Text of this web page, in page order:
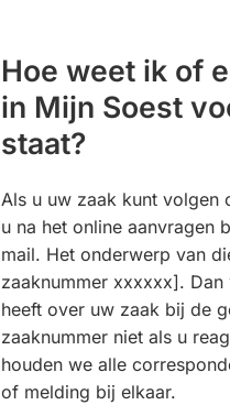
Hoe weet ik of
in Mijn Soest
staat?
Als u uw zaak kunt volgen
u na het online aanvragen
mail. Het onderwerp van
zaaknummer xxxxxx].
heeft over uw zaak bij de
zaaknummer niet als u
houden we alle
of melding bij elkaar.